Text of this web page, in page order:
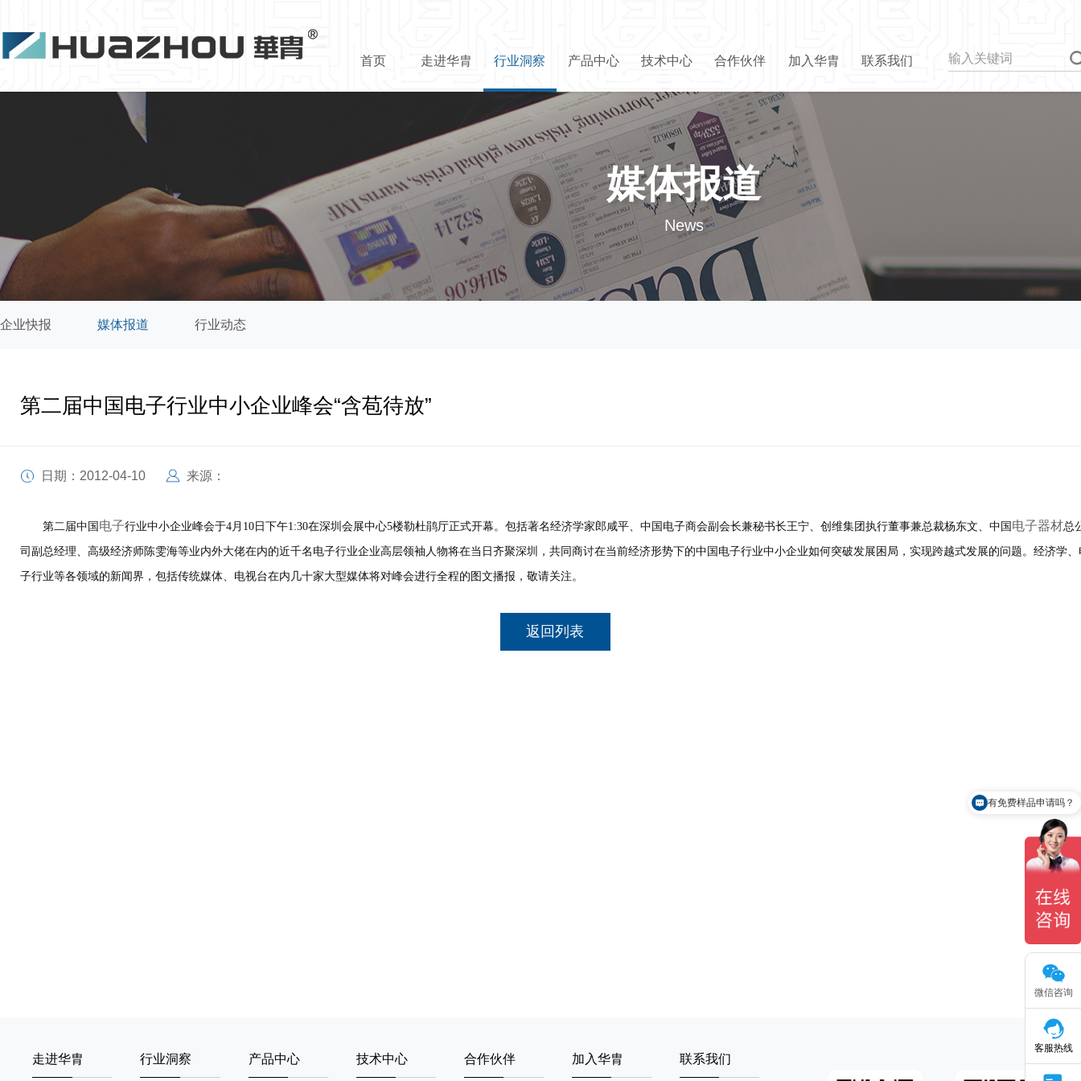
首页 走进华胄 行业洞察 产品中心 技术中心 合作伙伴 加入华胄 联系我们
媒体报道
News
企业快报 媒体报道 行业动态
第二届中国电子行业中小企业峰会“含苞待放”
日期：2012-04-10 来源：
第二届中国 电子行业中小企业峰会于4月10日下午1:30在深圳会展中心5楼勒杜鹃厅正式开幕。包括著名经济学家郎咸平、中国电子商会副会长兼秘书长王宁、创维集团执行董事兼总裁杨东文、中国 电子器材总
司副总经理、高级经济师陈雯海等业内外大佬在内的近千名电子行业企业高层领袖人物将在当日齐聚深圳，共同商讨在当前经济形势下的中国电子行业中小企业如何突破发展困局，实现跨越式发展的问题。经济学、
子行业等各领域的新闻界，包括传统媒体、电视台在内几十家大型媒体将对峰会进行全程的图文播报，敬请关注。
返回列表
走进华胄 行业洞察 产品中心 技术中心 合作伙伴 加入华胄 联系我们
微信咨询
客服热线
怎么联系你们？